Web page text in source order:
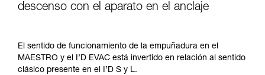
descenso con el aparato en el anclaje
El sentido de funcionamiento de la empuñadura en el
MAESTRO y el I’D EVAC está invertido en relación al sentido
clásico presente en el I’D S y L.